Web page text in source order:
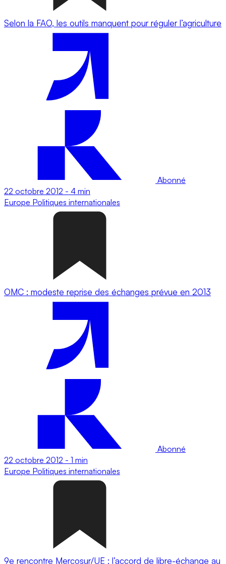
Selon la FAO, les outils manquent pour réguler l’agriculture
Abonné
22 octobre 2012 - 4 min
Europe Politiques internationales
OMC : modeste reprise des échanges prévue en 2013
Abonné
22 octobre 2012 - 1 min
Europe Politiques internationales
9e rencontre Mercosur/UE : l’accord de libre-échange au